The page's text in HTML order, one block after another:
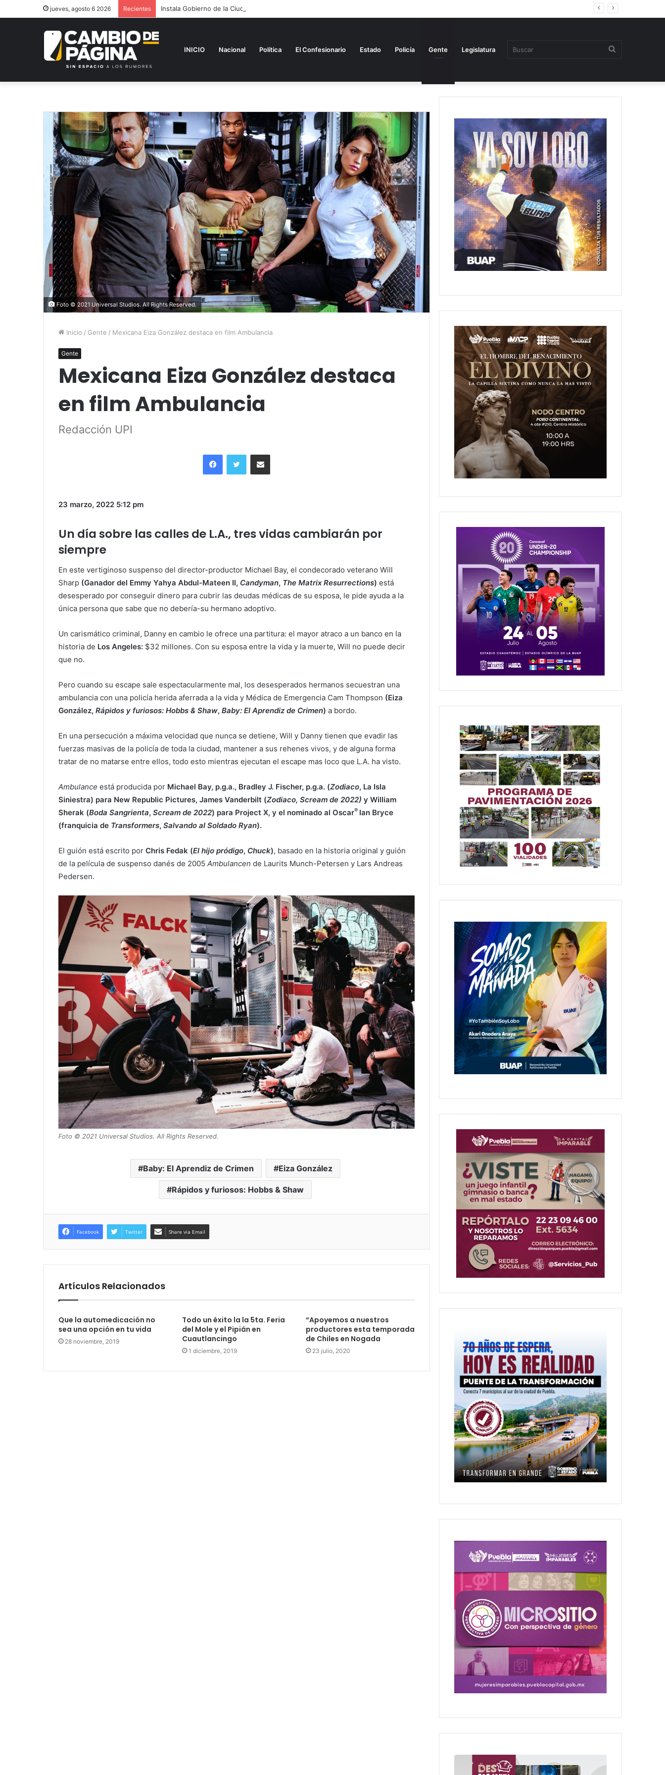
jueves, agosto 6 2026 Recientes Instala Gobierno de la Ciudad adornos alusivos al mes patrio
INICIO Nacional Política El Confesionario Estado Policía Gente Legislatura
Foto © 2021 Universal Studios. All Rights Reserved.
Inicio / Gente / Mexicana Eiza González destaca en film Ambulancia
Gente
Mexicana Eiza González destaca
en film Ambulancia
Redacción UPI
FacebookTwitter Share via Email
23 marzo, 2022 5:12 pm
Un día sobre las calles de L.A., tres vidas cambiarán por
siempre
En este vertiginoso suspenso del director-productor Michael Bay, el condecorado veterano Will
Sharp (Ganador del Emmy Yahya Abdul-Mateen II, Candyman, The Matrix Resurrections) está
desesperado por conseguir dinero para cubrir las deudas médicas de su esposa, le pide ayuda a la
única persona que sabe que no debería-su hermano adoptivo.
Un carismático criminal, Danny en cambio le ofrece una partitura: el mayor atraco a un banco en la
historia de Los Angeles: $32 millones. Con su esposa entre la vida y la muerte, Will no puede decir
que no.
Pero cuando su escape sale espectacularmente mal, los desesperados hermanos secuestran una
ambulancia con una policía herida aferrada a la vida y Médica de Emergencia Cam Thompson (Eiza
González, Rápidos y furiosos: Hobbs & Shaw, Baby: El Aprendiz de Crimen) a bordo.
En una persecución a máxima velocidad que nunca se detiene, Will y Danny tienen que evadir las
fuerzas masivas de la policía de toda la ciudad, mantener a sus rehenes vivos, y de alguna forma
tratar de no matarse entre ellos, todo esto mientras ejecutan el escape mas loco que L.A. ha visto.
Ambulance está producida por Michael Bay, p.g.a., Bradley J. Fischer, p.g.a. (Zodiaco, La Isla
Siniestra) para New Republic Pictures, James Vanderbilt (Zodiaco, Scream de 2022) y William
Sherak (Boda Sangrienta, Scream de 2022) para Project X, y el nominado al Oscar® Ian Bryce
(franquicia de Transformers, Salvando al Soldado Ryan).
El guión está escrito por Chris Fedak (El hijo pródigo, Chuck), basado en la historia original y guión
de la película de suspenso danés de 2005 Ambulancen de Laurits Munch-Petersen y Lars Andreas
Pedersen.
Foto © 2021 Universal Studios. All Rights Reserved.
Baby: El Aprendiz de Crimen Eiza González
Rápidos y furiosos: Hobbs & Shaw
Facebook Twitter Share via Email
Artículos Relacionados
Que la automedicación no
sea una opción en tu vida
28 noviembre, 2019
Todo un éxito la la 5ta. Feria
del Mole y el Pipián en
Cuautlancingo
1 diciembre, 2019
“Apoyemos a nuestros
productores esta temporada
de Chiles en Nogada
23 julio, 2020